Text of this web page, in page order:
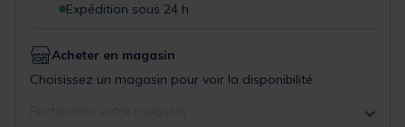
Expédition sous 24 h
Acheter en magasin
Choisissez un magasin pour voir la disponibilité